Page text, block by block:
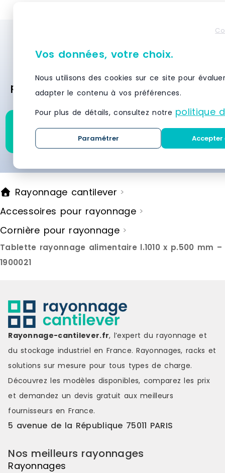
aspect
de
rayonnage ? Demandez des devis
gratuitement et recevez des offres
personnalisées des meilleurs fournisseurs
Demandez un devis pour
ce produit
Rayonnage cantilever >
Accessoires pour rayonnage >
Cornière pour rayonnage >
Tablette rayonnage alimentaire l.1010 x p.500 mm –
1900021
Vos données, votre choix.
Nous utilisons des cookies sur ce site pour
adapter le contenu à vos préférences.
Pour plus de détails, consultez notre politique
Paramétrer
Rayonnage-cantilever.fr, l’expert du rayonnage et
du stockage industriel en France. Rayonnages, racks et
solutions sur mesure pour tous types de charge.
Découvrez les modèles disponibles, comparez les prix
et demandez un devis gratuit aux meilleurs
fournisseurs en France.
5 avenue de la République 75011 PARIS
Nos meilleurs rayonnages
Rayonnages